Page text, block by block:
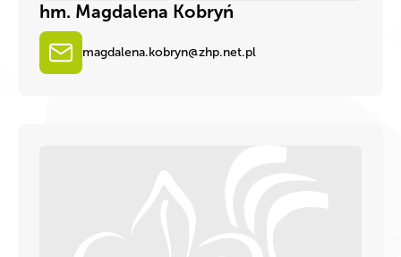
hm. Magdalena Kobryń
magdalena.kobryn@zhp.net.pl